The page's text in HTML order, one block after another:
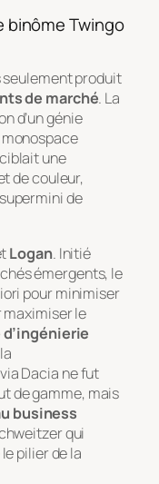
binôme Twingo
seulement produit
de marché. La
d’un génie
une
de couleur,
de
Logan. Initié
émergents, le
pour minimiser
maximiser le
Dacia ne fut
de gamme, mais
business
qui
pilier de la